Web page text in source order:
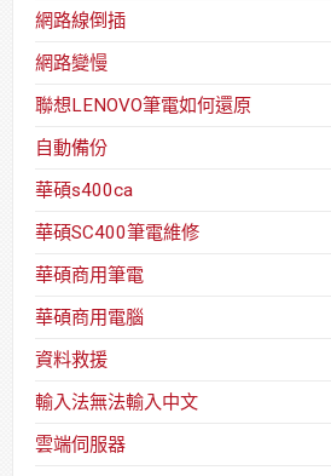
網路線倒插
網路變慢
聯想LENOVO筆電如何還原
自動備份
華碩s400ca
華碩SC400筆電維修
華碩商用筆電
華碩商用電腦
資料救援
輸入法無法輸入中文
雲端伺服器